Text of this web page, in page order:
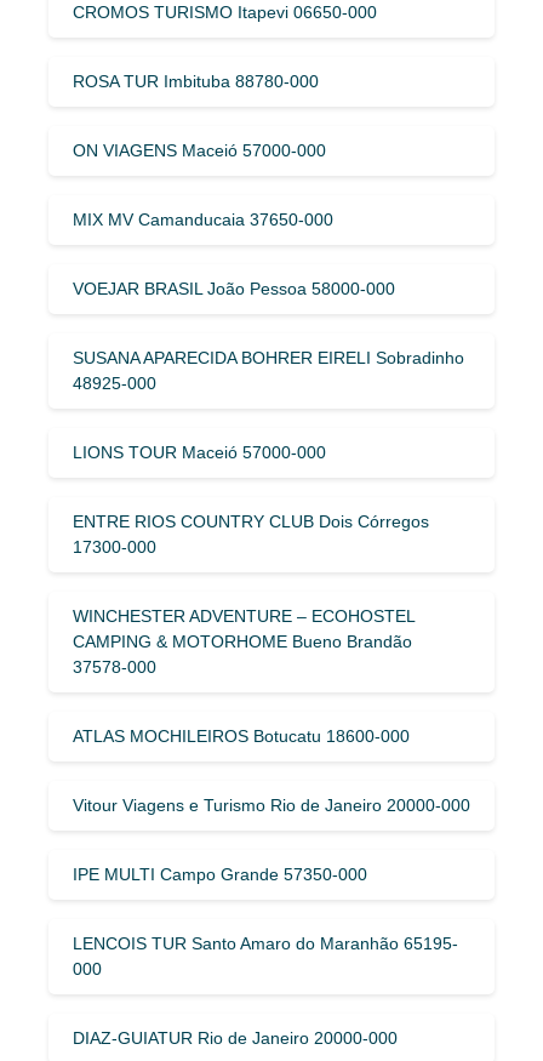
CROMOS TURISMO Itapevi 06650-000
ROSA TUR Imbituba 88780-000
ON VIAGENS Maceió 57000-000
MIX MV Camanducaia 37650-000
VOEJAR BRASIL João Pessoa 58000-000
SUSANA APARECIDA BOHRER EIRELI Sobradinho
48925-000
LIONS TOUR Maceió 57000-000
ENTRE RIOS COUNTRY CLUB Dois Córregos
17300-000
WINCHESTER ADVENTURE – ECOHOSTEL
CAMPING & MOTORHOME Bueno Brandão
37578-000
ATLAS MOCHILEIROS Botucatu 18600-000
Vitour Viagens e Turismo Rio de Janeiro 20000-000
IPE MULTI Campo Grande 57350-000
LENCOIS TUR Santo Amaro do Maranhão 65195-
000
DIAZ-GUIATUR Rio de Janeiro 20000-000